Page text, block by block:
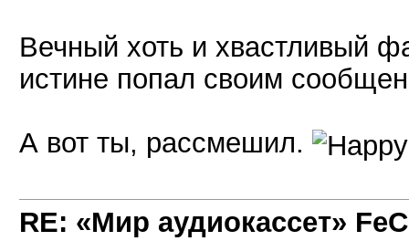
Вечный хоть и хвастливый
истине попал своим
А вот ты, рассмешил.
RE: «Мир аудиокассет»